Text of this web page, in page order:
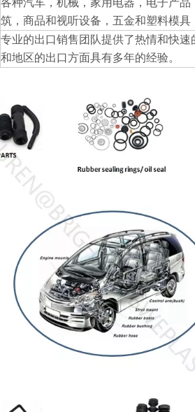
各种汽车，机械，家用电器，电子产
筑，商品和视听设备，五金和塑料模具
专业的出口销售团队提供了热情和快
和地区的出口方面具有多年的经验。